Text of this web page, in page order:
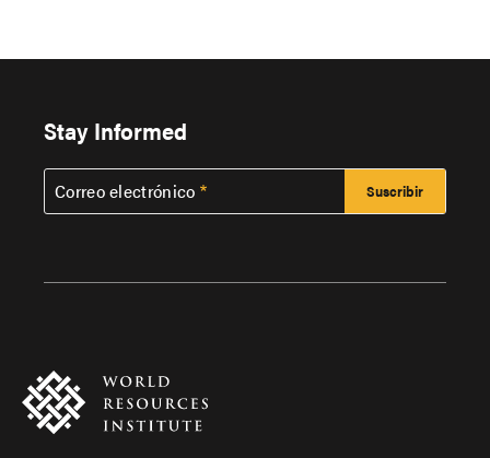
Stay Informed
Correo electrónico